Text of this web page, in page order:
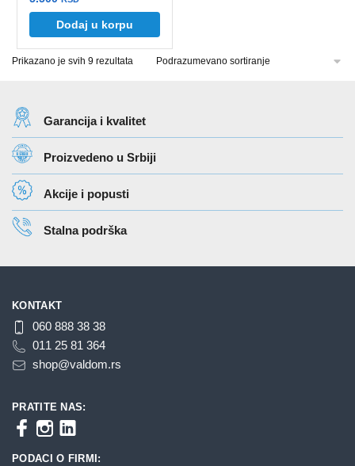
Dodaj u korpu
Prikazano je svih 9 rezultata
Garancija i kvalitet
Proizvedeno u Srbiji
Akcije i popusti
Stalna podrška
KONTAKT
060 888 38 38
011 25 81 364
shop@valdom.rs
PRATITE NAS:
PODACI O FIRMI: